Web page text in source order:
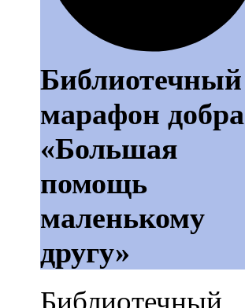
Библиотечный
марафон добра
«Большая
помощь
маленькому
другу»
Библиотечный